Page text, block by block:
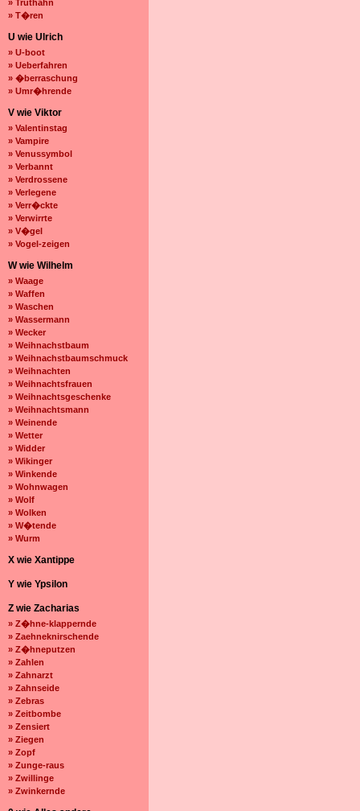
» Truthahn
» T�ren
U wie Ulrich
» U-boot
» Ueberfahren
» �berraschung
» Umr�hrende
V wie Viktor
» Valentinstag
» Vampire
» Venussymbol
» Verbannt
» Verdrossene
» Verlegene
» Verr�ckte
» Verwirrte
» V�gel
» Vogel-zeigen
W wie Wilhelm
» Waage
» Waffen
» Waschen
» Wassermann
» Wecker
» Weihnachstbaum
» Weihnachstbaumschmuck
» Weihnachten
» Weihnachtsfrauen
» Weihnachtsgeschenke
» Weihnachtsmann
» Weinende
» Wetter
» Widder
» Wikinger
» Winkende
» Wohnwagen
» Wolf
» Wolken
» W�tende
» Wurm
X wie Xantippe
Y wie Ypsilon
Z wie Zacharias
» Z�hne-klappernde
» Zaehneknirschende
» Z�hneputzen
» Zahlen
» Zahnarzt
» Zahnseide
» Zebras
» Zeitbombe
» Zensiert
» Ziegen
» Zopf
» Zunge-raus
» Zwillinge
» Zwinkernde